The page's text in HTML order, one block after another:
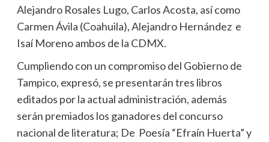
Alejandro Rosales Lugo, Carlos Acosta, así como
Carmen Ávila (Coahuila), Alejandro Hernández e
Isaí Moreno ambos de la CDMX.
Cumpliendo con un compromiso del Gobierno de
Tampico, expresó, se presentarán tres libros
editados por la actual administración, además
serán premiados los ganadores del concurso
nacional de literatura; De Poesía “Efraín Huerta” y